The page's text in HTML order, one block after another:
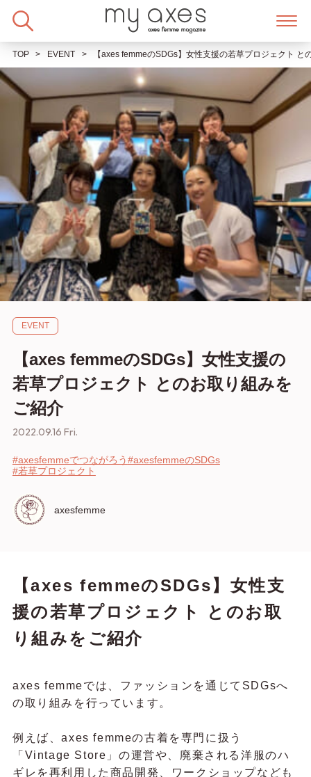
TOP EVENT 【axes femmeのSDGs】女性支援の若草プロジェクト と
EVENT
【axes femmeのSDGs】女性支援の
若草プロジェクト とのお取り組みを
ご紹介
2022.09.16 Fri.
#axesfemmeでつながろう#axesfemmeのSDGs
#若草プロジェクト
axesfemme
【axes femmeのSDGs】女性支
援の若草プロジェクト とのお取
り組みをご紹介
axes femmeでは、ファッションを通じてSDGsへ
の取り組みを行っています。
例えば、axes femmeの古着を専門に扱う
「Vintage Store」の運営や、廃棄される洋服のハ
ギレを再利用した商品開発、ワークショップなども